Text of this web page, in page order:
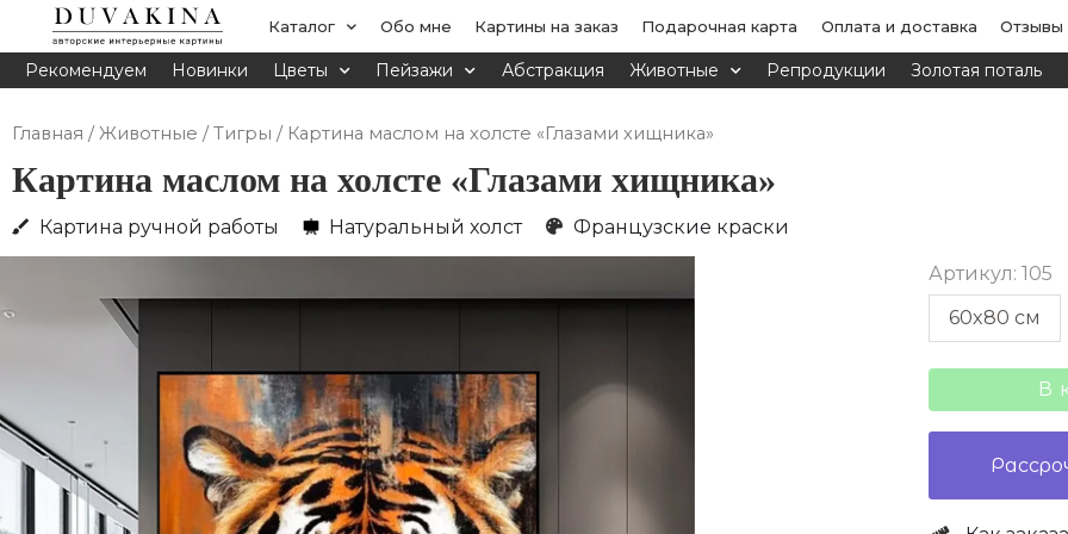
Перейти
к
содержимому
Каталог Обо мне Картины на заказ Подарочная карта Оплата и доставка Отзывы
Рекомендуем Новинки Цветы Пейзажи Абстракция Животные Репродукции Золотая поталь
Главная /Животные /Тигры / Картина маслом на холсте «Глазами хищника»
Картина маслом на холсте «Глазами хищника»
Картина ручной работы Натуральный холст Французские краски
Артикул: 105
60x80 cм
Количество
товара
Картина
маслом
холсте
В